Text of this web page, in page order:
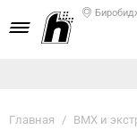
Главная / BMX и